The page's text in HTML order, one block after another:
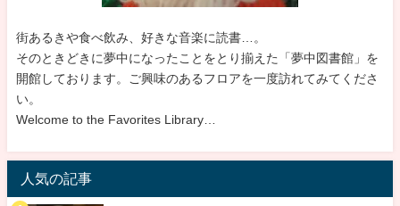
街あるきや食べ飲み、好きな音楽に読書…。
そのときどきに夢中になったことをとり揃えた「夢中図書館」を
開館しております。ご興味のあるフロアを一度訪れてみてくださ
い。
Welcome to the Favorites Library…
人気の記事